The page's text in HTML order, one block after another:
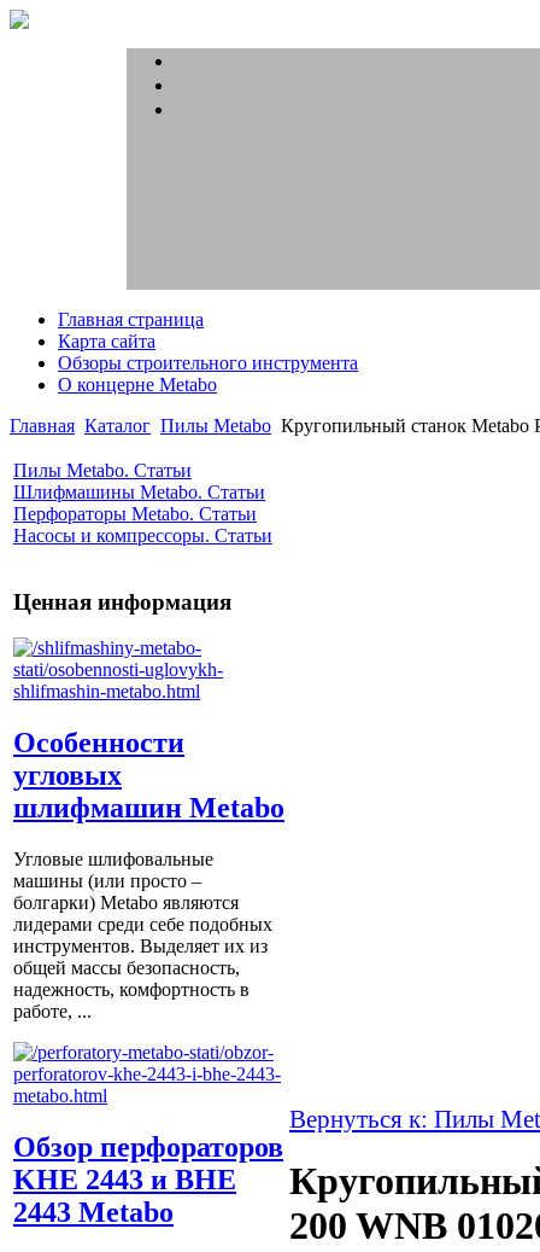
Главная страница
Карта сайта
Обзоры строительного инструмента
О концерне Metabo
Главная Каталог Пилы Metabo Кругопильный станок Metabo
Пилы Metabo. Статьи
Шлифмашины Metabo. Статьи
Перфораторы Metabo. Статьи
Насосы и компрессоры. Статьи
Ценная информация
Особенности
угловых
шлифмашин Metabo
Угловые шлифовальные
машины (или просто –
болгарки) Мetabo являются
лидерами среди себе подобных
инструментов. Выделяет их из
общей массы безопасность,
надежность, комфортность в
работе, ...
Обзор перфораторов
KHE 2443 и BHE
2443 Metabo
Вернуться к: Пилы
200 WNB